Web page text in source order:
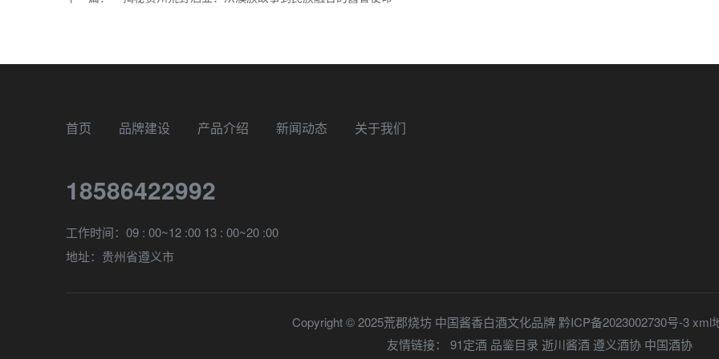
首页 品牌建设 产品介绍 新闻动态 关于我们
18586422992
工作时间：09 : 00~12 :00 13 : 00~20 :00
地址：贵州省遵义市
Copyright © 2025荒郡烧坊 中国酱香白酒文化品牌黔ICP备2023002730号-3 xml
友情链接： 91定酒 品鉴目录 逝川酱酒 遵义酒协 中国酒协